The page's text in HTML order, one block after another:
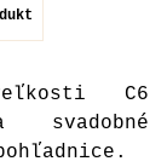
C6
svadobné